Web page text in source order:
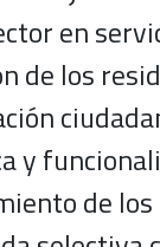
en
de los
y
de